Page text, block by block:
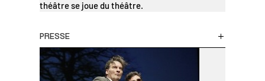
théâtre se joue du théâtre.
PRESSE